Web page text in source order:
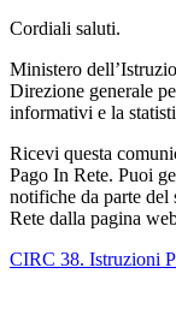
Cordiali saluti.
Ministero
Direzione generale
informativi e la
Ricevi questa
Pago In Rete. Puoi
notifiche da parte del
Rete dalla pagina
CIRC 38. Istruzioni